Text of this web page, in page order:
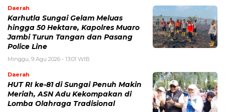
Daerah
Karhutla Sungai Gelam Meluas
hingga 50 Hektare, Kapolres Muaro
Jambi Turun Tangan dan Pasang
Police Line
Minggu, 9 Agu 2026 - 13:01 WIB
Daerah
HUT RI ke-81 di Sungai Penuh Makin
Meriah, ASN Adu Kekompakan di
Lomba Olahraga Tradisional